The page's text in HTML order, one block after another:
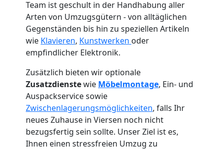
Team ist geschult in der Handhabung aller
Arten von Umzugsgütern - von alltäglichen
Gegenständen bis hin zu speziellen Artikeln
wie Klavieren, Kunstwerken oder
empfindlicher Elektronik.
Zusätzlich bieten wir optionale
Zusatzdienstewie Möbelmontage, Ein- und
Auspackservice sowie
Zwischenlagerungsmöglichkeiten, falls Ihr
neues Zuhause in Viersen noch nicht
bezugsfertig sein sollte. Unser Ziel ist es,
Ihnen einen stressfreien Umzug zu